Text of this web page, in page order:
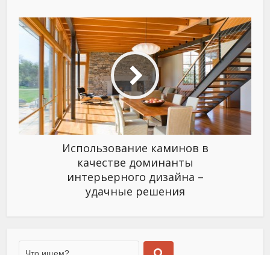
Использование каминов в
качестве доминанты
интерьерного дизайна –
удачные решения